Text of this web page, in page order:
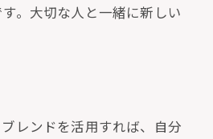
。大切な人と一緒に新しい
レンドを活用すれば、自分